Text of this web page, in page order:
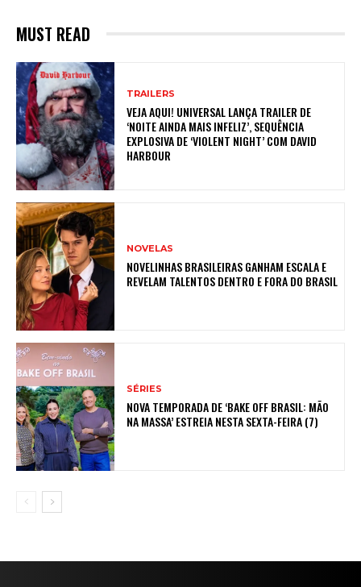
MUST READ
TRAILERS
VEJA AQUI! UNIVERSAL LANÇA TRAILER DE
‘NOITE AINDA MAIS INFELIZ’, SEQUÊNCIA
EXPLOSIVA DE ‘VIOLENT NIGHT’ COM DAVID
HARBOUR
NOVELAS
NOVELINHAS BRASILEIRAS GANHAM ESCALA E
REVELAM TALENTOS DENTRO E FORA DO BRASIL
SÉRIES
NOVA TEMPORADA DE ‘BAKE OFF BRASIL: MÃO
NA MASSA’ ESTREIA NESTA SEXTA-FEIRA (7)